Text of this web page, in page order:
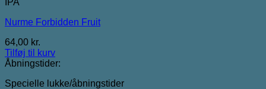
Nurme Forbidden Fruit
64,00 kr.
Tilføj til kurv
Åbningstider:
Specielle lukke/åbningstider